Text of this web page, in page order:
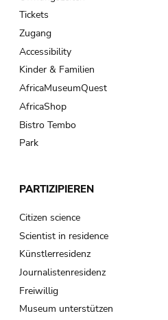
Tickets
Zugang
Accessibility
Kinder & Familien
AfricaMuseumQuest
AfricaShop
Bistro Tembo
Park
PARTIZIPIEREN
Citizen science
Scientist in residence
Künstlerresidenz
Journalistenresidenz
Freiwillig
Museum unterstützen